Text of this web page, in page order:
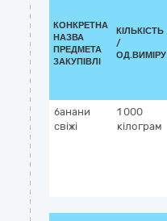
КОНКРЕТНА
НАЗВА
ПРЕДМЕТА
ЗАКУПІВЛІ
КІЛЬКІСТЬ
/
ОД.ВИМІРУ
банани
свіжі
1 000
кілограм